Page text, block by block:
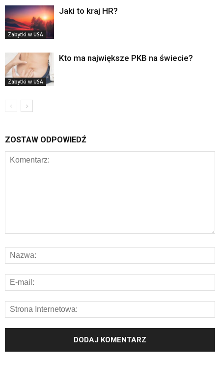
Zabytki w USA
Jaki to kraj HR?
Zabytki w USA
Kto ma największe PKB na świecie?
ZOSTAW ODPOWIEDŹ